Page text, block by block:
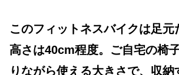
このフィットネスバイクは足元
高さは40cm程度。ご自宅の椅
りながら使える大きさで、収納